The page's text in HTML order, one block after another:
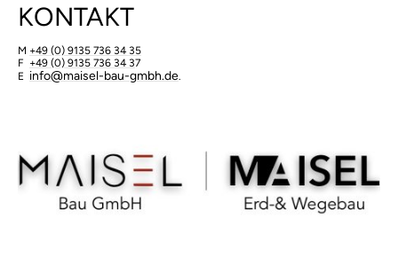
KONTAKT
M +49 (0) 9135 736 34 35
F +49 (0) 9135 736 34 37
E ​info@maisel-bau-gmbh.de.